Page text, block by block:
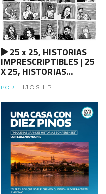
25 x 25, HISTORIAS
IMPRESCRIPTIBLES | 25
X 25, HISTORIAS
CAP 25 - HIJOS X HIJES
POR HIJOS LP